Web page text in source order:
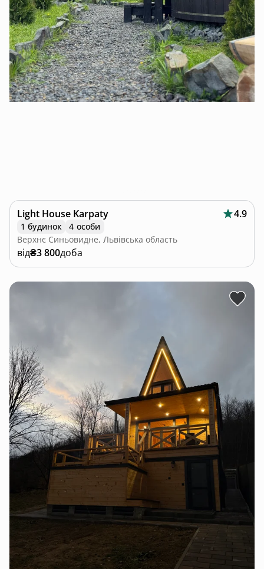
Light House Karpaty 4.9
1 будинок
4 особи
Верхнє Синьовидне, Львівська область
від₴3 800доба